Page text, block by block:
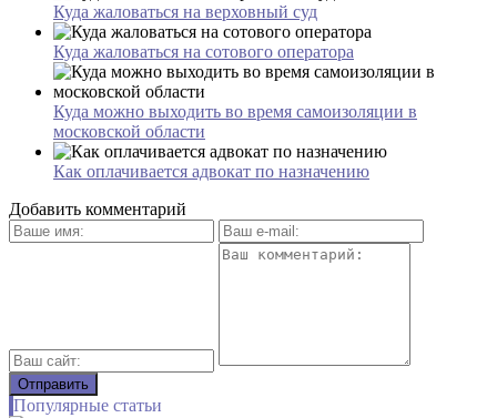
Куда жаловаться на верховный суд
Куда жаловаться на сотового оператора
Куда можно выходить во время самоизоляции в
московской области
Как оплачивается адвокат по назначению
Добавить комментарий
Популярные статьи